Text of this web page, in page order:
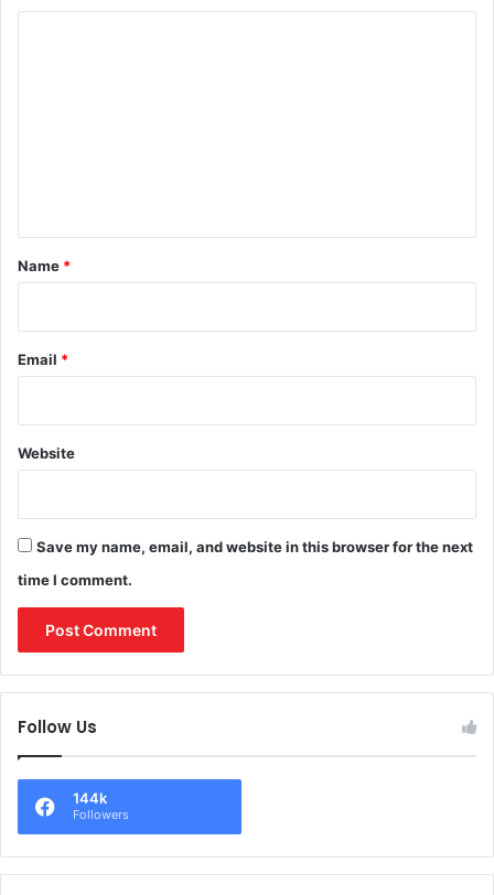
*
Name *
Email *
Website
Save my name, email, and website in this browser for the next
time I comment.
Follow Us
144k
Followers